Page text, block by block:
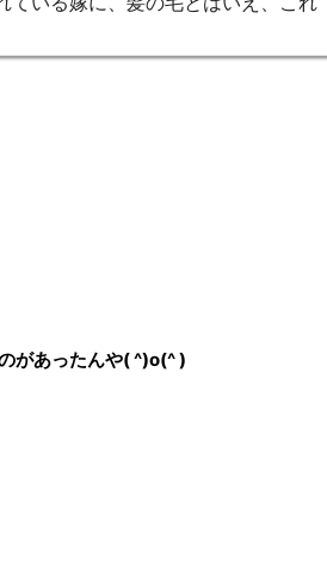
があったんや( ^)o(^ )